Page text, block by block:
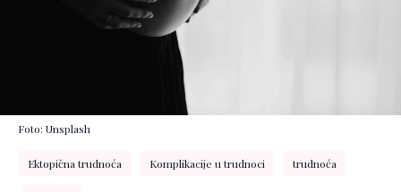
Foto: Unsplash
Ektopična trudnoća Komplikacije u trudnoci trudnoća